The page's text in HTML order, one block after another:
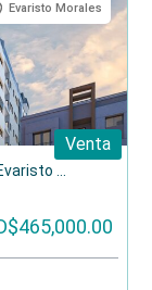
Evaristo Morales
Venta
...